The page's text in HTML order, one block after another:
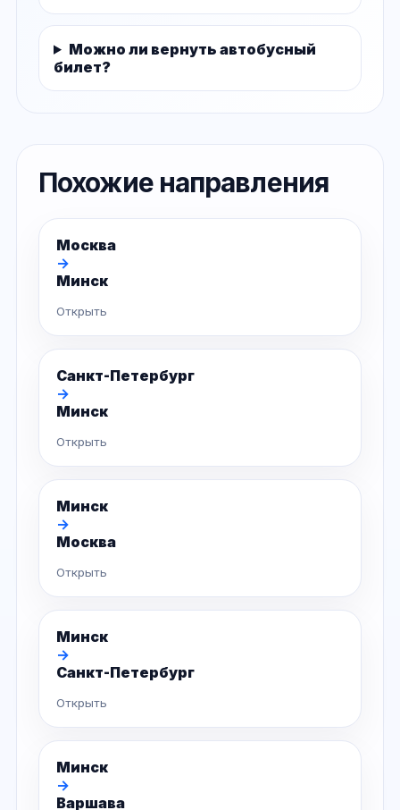
Можно ли вернуть автобусный
билет?
Похожие направления
Москва
→
Минск
Открыть
Санкт-Петербург
→
Минск
Открыть
Минск
→
Москва
Открыть
Минск
→
Санкт-Петербург
Открыть
Минск
→
Варшава